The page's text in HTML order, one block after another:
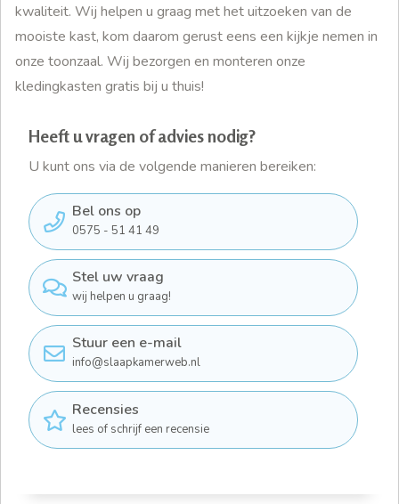
kwaliteit. Wij helpen u graag met het uitzoeken van de
mooiste kast, kom daarom gerust eens een kijkje nemen in
onze toonzaal. Wij bezorgen en monteren onze
kledingkasten gratis bij u thuis!
Heeft u vragen of advies nodig?
U kunt ons via de volgende manieren bereiken:
Bel ons op
0575 - 51 41 49
Stel uw vraag
wij helpen u graag!
Stuur een e-mail
info@slaapkamerweb.nl
Recensies
lees of schrijf een recensie